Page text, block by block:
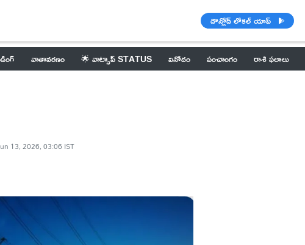
డౌన్లోడ్ లోకల్ యాప్
వాతావరణం 🌟 వాట్సాప్ STATUS వినోదం పంచాంగం రాశి ఫలాలు
13, 2026, 03:06 IST